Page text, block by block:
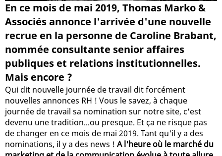
En ce mois de mai 2019, Thomas Marko &
Associés annonce l'arrivée d'une nouvelle
recrue en la personne de Caroline Brabant,
nommée consultante senior affaires
publiques et relations institutionnelles.
Mais encore ?
Qui dit nouvelle journée de travail dit forcément
nouvelles annonces RH ! Vous le savez, à chaque
journée de travail sa nomination sur notre site, c'est
devenu une tradition...ou presque. Et ça ne risque pas
de changer en ce mois de mai 2019. Tant qu'il y a des
nominations, il y a des news ! A l'heure où le marché du